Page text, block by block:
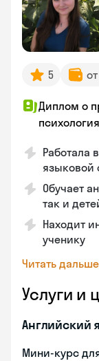
5
Диплом о
Работала
языковой
Обучает
так и
Находит
ученику
Читать дальше
Услуги и
Английский
Мини-курс